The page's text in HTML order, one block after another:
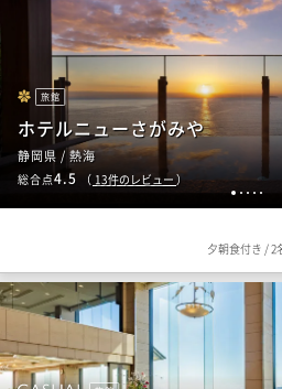
1 2 3 4 5
旅館
ホテルニューさがみや
静岡県 / 熱海
総合点4.5 （ 13件のレビュー）
夕朝食付き /2